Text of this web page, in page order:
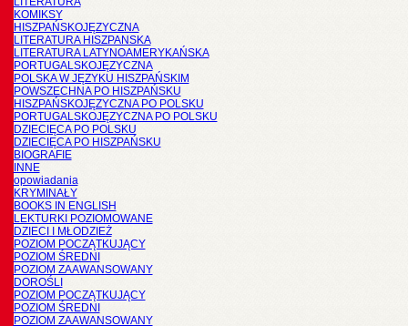
KOMIKSY
HISZPAŃSKOJĘZYCZNA
LITERATURA HISZPANSKA
LITERATURA LATYNOAMERYKAŃSKA
PORTUGALSKOJĘZYCZNA
POLSKA W JĘZYKU HISZPAŃSKIM
POWSZECHNA PO HISZPAŃSKU
HISZPAŃSKOJĘZYCZNA PO POLSKU
PORTUGALSKOJĘZYCZNA PO POLSKU
DZIECIĘCA PO POLSKU
DZIECIĘCA PO HISZPAŃSKU
BIOGRAFIE
INNE
opowiadania
KRYMINAŁY
BOOKS IN ENGLISH
LEKTURKI POZIOMOWANE
DZIECI I MŁODZIEŻ
POZIOM POCZĄTKUJĄCY
POZIOM ŚREDNI
POZIOM ZAAWANSOWANY
DOROŚLI
POZIOM POCZĄTKUJĄCY
POZIOM ŚREDNI
POZIOM ZAAWANSOWANY